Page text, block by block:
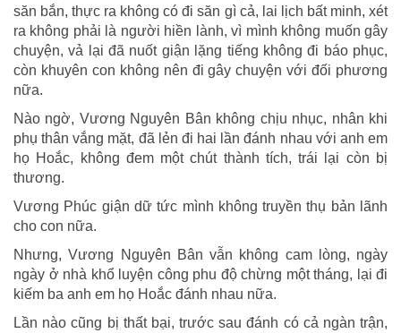
săn bắn, thực ra không có đi săn gì cả, lai lịch bất minh, xét
ra không phải là người hiền lành, vì mình không muốn gây
chuyện, vả lại đã nuốt giận lặng tiếng không đi báo phục,
còn khuyên con không nên đi gây chuyện với đối phương
nữa.
Nào ngờ, Vương Nguyên Bân không chịu nhục, nhân khi
phụ thân vắng mặt, đã lẻn đi hai lần đánh nhau với anh em
họ Hoắc, không đem một chút thành tích, trái lại còn bị
thương.
Vương Phúc giận dữ tức mình không truyền thụ bản lãnh
cho con nữa.
Nhưng, Vương Nguyên Bân vẫn không cam lòng, ngày
ngày ở nhà khổ luyện công phu độ chừng một tháng, lại đi
kiếm ba anh em họ Hoắc đánh nhau nữa.
Lần nào cũng bị thất bại, trước sau đánh có cả ngàn trận,